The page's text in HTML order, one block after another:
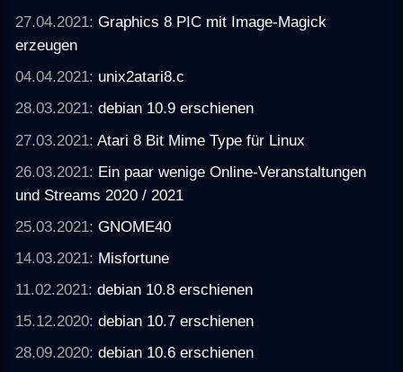
27.04.2021:Graphics 8 PIC mit Image-Magick
erzeugen
04.04.2021: unix2atari8.c
28.03.2021:debian 10.9 erschienen
27.03.2021:Atari 8 Bit Mime Type für Linux
26.03.2021: Ein paar wenige Online-Veranstaltungen
und Streams 2020 / 2021
25.03.2021:GNOME40
14.03.2021: Misfortune
11.02.2021:debian 10.8 erschienen
15.12.2020:debian 10.7 erschienen
28.09.2020:debian 10.6 erschienen